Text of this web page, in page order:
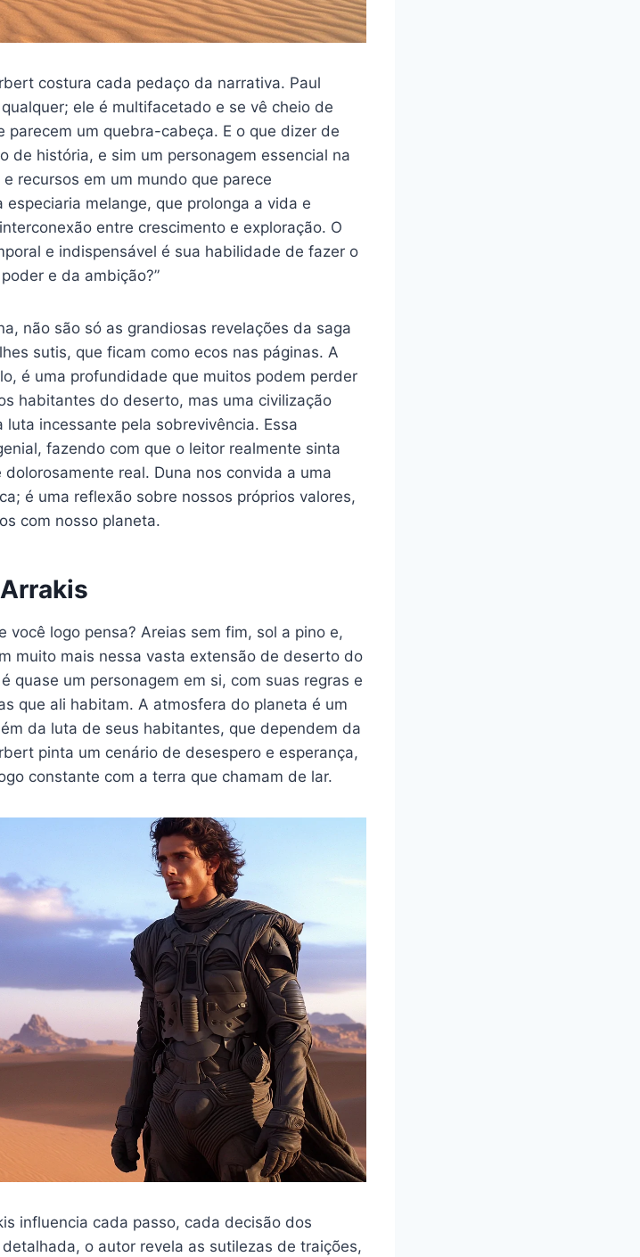
costura cada pedaço da narrativa. Paul
ele é multifacetado e se vê cheio de
parecem um quebra-cabeça. E o que dizer de
de história, e sim um personagem essencial na
recursos em um mundo que parece
melange, que prolonga a vida e
entre crescimento e exploração. O
e indispensável é sua habilidade de fazer o
e da ambição?”
não são só as grandiosas revelações da saga
sutis, que ficam como ecos nas páginas. A
é uma profundidade que muitos podem perder
habitantes do deserto, mas uma civilização
incessante pela sobrevivência. Essa
fazendo com que o leitor realmente sinta
real. Duna nos convida a uma
é uma reflexão sobre nossos próprios valores,
com nosso planeta.
você logo pensa? Areias sem fim, sol a pino e,
muito mais nessa vasta extensão de deserto do
quase um personagem em si, com suas regras e
que ali habitam. A atmosfera do planeta é um
da luta de seus habitantes, que dependem da
pinta um cenário de desespero e esperança,
constante com a terra que chamam de lar.
influencia cada passo, cada decisão dos
o autor revela as sutilezas de traições,